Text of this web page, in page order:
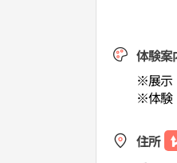
体験案
※展示
※体験
住所